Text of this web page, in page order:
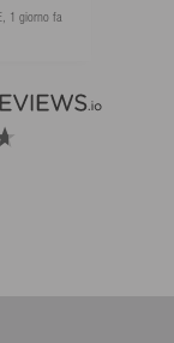
1 giorno fa